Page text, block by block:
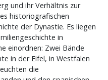
und ihr Verhältnis zur
historiografischen
der Dynastie. Es liegen
in
einordnen: Zwei Bände
in der Eifel, in Westfalen
die